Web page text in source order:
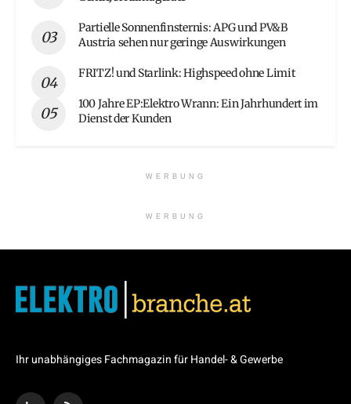
Partielle Sonnenfinsternis: APG und PV&B
Austria sehen nur geringe Auswirkungen
FRITZ! und Starlink: Highspeed ohne Limit
100 Jahre EP:Elektro Wrann: Ein Jahrhundert im
Dienst der Kunden
WERBUNG
WERBUNG
Ihr unabhängiges Fachmagazin für Handel- & Gewerbe